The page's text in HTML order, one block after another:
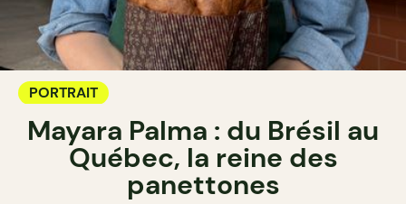
PORTRAIT
Mayara Palma : du Brésil au
Québec, la reine des
panettones